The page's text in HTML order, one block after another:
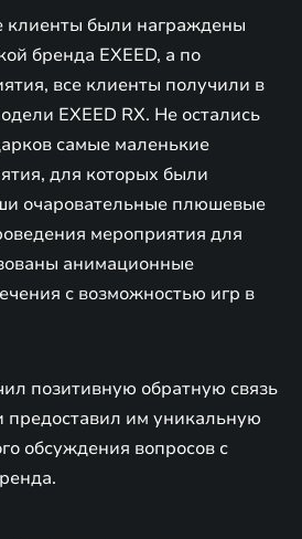
клиенты были награждены
бренда EXEED, а по
все клиенты получили в
EXEED RX. Не остались
самые маленькие
для которых были
очаровательные плюшевые
мероприятия для
анимационные
с возможностью игр в
позитивную обратную связь
предоставил им уникальную
обсуждения вопросов с